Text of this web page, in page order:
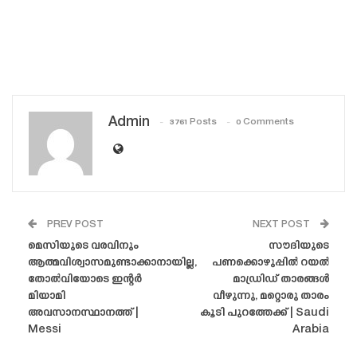
Admin 3761 Posts 0 Comments
PREV POST
മെസിയുടെ വരവിനും
ആത്മവിശ്വാസമുണ്ടാക്കാനായില്ല,
തോൽവിയോടെ ഇന്റർ
മിയാമി
അവസാനസ്ഥാനത്ത് |
Messi
NEXT POST
സൗദിയുടെ
പണക്കൊഴുപ്പിൽ റയൽ
മാഡ്രിഡ് താരങ്ങൾ
വീഴുന്നു, മറ്റൊരു താരം
കൂടി പുറത്തേക്ക് | Saudi
Arabia